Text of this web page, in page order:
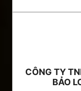
CÔNG TY
BẢO